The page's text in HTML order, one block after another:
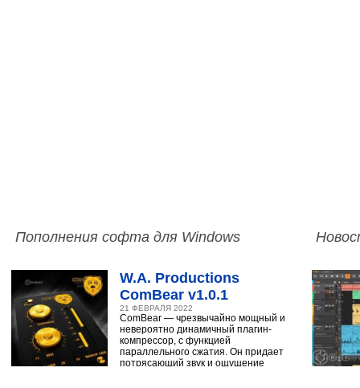
Пополнения софта для Windows
W.A. Productions
ComBear v1.0.1
21 ФЕВРАЛЯ 2022
ComBear — чрезвычайно мощный и
невероятно динамичный плагин-
компрессор, с функцией
параллельного сжатия. Он придает
потрясающий звук и ощущение